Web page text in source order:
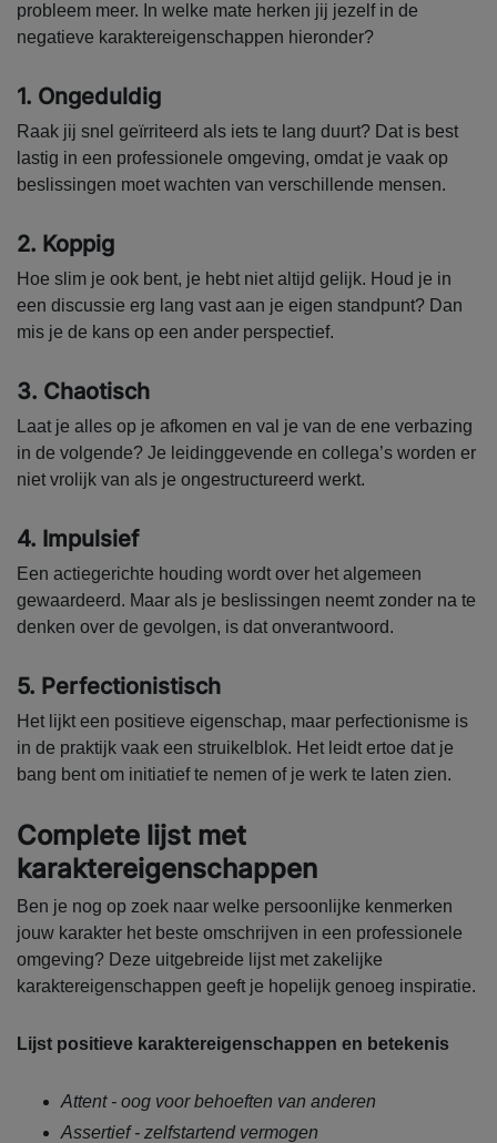
probleem meer. In welke mate herken jij jezelf in de
negatieve karaktereigenschappen hieronder?
1. Ongeduldig
Raak jij snel geïrriteerd als iets te lang duurt? Dat is best
lastig in een professionele omgeving, omdat je vaak op
beslissingen moet wachten van verschillende mensen.
2. Koppig
Hoe slim je ook bent, je hebt niet altijd gelijk. Houd je in
een discussie erg lang vast aan je eigen standpunt? Dan
mis je de kans op een ander perspectief.
3. Chaotisch
Laat je alles op je afkomen en val je van de ene verbazing
in de volgende? Je leidinggevende en collega’s worden er
niet vrolijk van als je ongestructureerd werkt.
4. Impulsief
Een actiegerichte houding wordt over het algemeen
gewaardeerd. Maar als je beslissingen neemt zonder na te
denken over de gevolgen, is dat onverantwoord.
5. Perfectionistisch
Het lijkt een positieve eigenschap, maar perfectionisme is
in de praktijk vaak een struikelblok. Het leidt ertoe dat je
bang bent om initiatief te nemen of je werk te laten zien.
Complete lijst met
karaktereigenschappen
Ben je nog op zoek naar welke persoonlijke kenmerken
jouw karakter het beste omschrijven in een professionele
omgeving? Deze uitgebreide lijst met zakelijke
karaktereigenschappen geeft je hopelijk genoeg inspiratie.
Lijst positieve karaktereigenschappen en betekenis
Attent - oog voor behoeften van anderen
Assertief - zelfstartend vermogen